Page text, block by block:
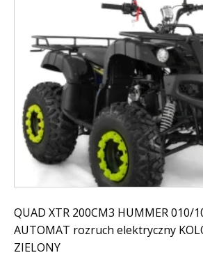
QUAD XTR 200CM3 HUMMER 010/
AUTOMAT rozruch elektryczny
ZIELONY